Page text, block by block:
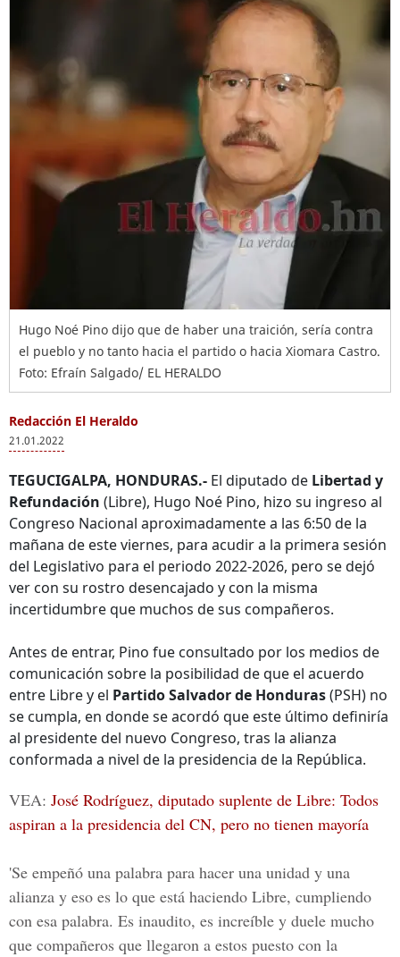
Hugo Noé Pino dijo que de haber una traición, sería contra
el pueblo y no tanto hacia el partido o hacia Xiomara Castro.
Foto: Efraín Salgado/ EL HERALDO
Redacción El Heraldo
21.01.2022
TEGUCIGALPA, HONDURAS.- El diputado de Libertad y
Refundación (Libre), Hugo Noé Pino, hizo su ingreso al
Congreso Nacional aproximadamente a las 6:50 de la
mañana de este viernes, para acudir a la primera sesión
del Legislativo para el periodo 2022-2026, pero se dejó
ver con su rostro desencajado y con la misma
incertidumbre que muchos de sus compañeros.
Antes de entrar, Pino fue consultado por los medios de
comunicación sobre la posibilidad de que el acuerdo
entre Libre y el Partido Salvador de Honduras(PSH) no
se cumpla, en donde se acordó que este último definiría
al presidente del nuevo Congreso, tras la alianza
conformada a nivel de la presidencia de la República.
VEA: José Rodríguez, diputado suplente de Libre: Todos
aspiran a la presidencia del CN, pero no tienen mayoría
'Se empeñó una palabra para hacer una unidad y una
alianza y eso es lo que está haciendo Libre, cumpliendo
con esa palabra. Es inaudito, es increíble y duele mucho
que compañeros que llegaron a estos puesto con la